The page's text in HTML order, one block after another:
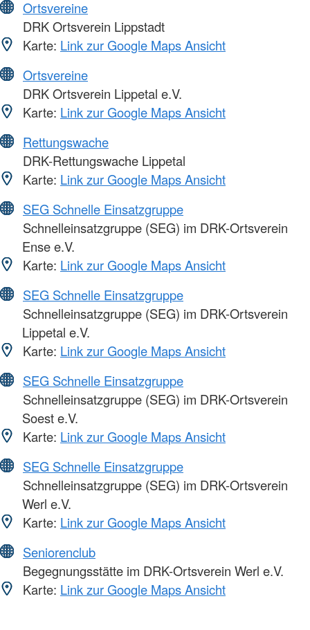
Ortsvereine
DRK Ortsverein Lippstadt
Karte: Link zur Google Maps Ansicht
Ortsvereine
DRK Ortsverein Lippetal e.V.
Karte: Link zur Google Maps Ansicht
Rettungswache
DRK-Rettungswache Lippetal
Karte: Link zur Google Maps Ansicht
SEG Schnelle Einsatzgruppe
Schnelleinsatzgruppe (SEG) im DRK-Ortsverein
Ense e.V.
Karte: Link zur Google Maps Ansicht
SEG Schnelle Einsatzgruppe
Schnelleinsatzgruppe (SEG) im DRK-Ortsverein
Lippetal e.V.
Karte: Link zur Google Maps Ansicht
SEG Schnelle Einsatzgruppe
Schnelleinsatzgruppe (SEG) im DRK-Ortsverein
Soest e.V.
Karte: Link zur Google Maps Ansicht
SEG Schnelle Einsatzgruppe
Schnelleinsatzgruppe (SEG) im DRK-Ortsverein
Werl e.V.
Karte: Link zur Google Maps Ansicht
Seniorenclub
Begegnungsstätte im DRK-Ortsverein Werl e.V.
Karte: Link zur Google Maps Ansicht